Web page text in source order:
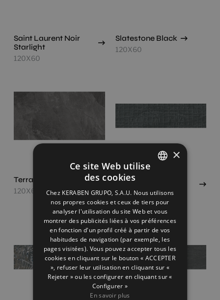
Saint Laurent Noir
Starlight
120X60
Slatestone Black
120X60
Terranova Black
120X60
Dec.textures Black
120X30
FRENCH
GERMAN
×
Ce site Web utilise
des cookies
Chez KERABEN GRUPO, S.A.U. Nous utilisons
nos propres cookies et ceux de tiers pour
analyser l'utilisation du site Web et vous
montrer des publicités liées à vos préférences
en fonction d'un profil créé à partir de vos
habitudes de navigation (par exemple, les
pages visitées). Vous pouvez accepter tous les
cookies en cliquant sur le bouton « ACCEPTER
», refuser leur utilisation en cliquant sur «
Rejeter » ou les configurer en cliquant sur «
Configurer »
En savoir plus